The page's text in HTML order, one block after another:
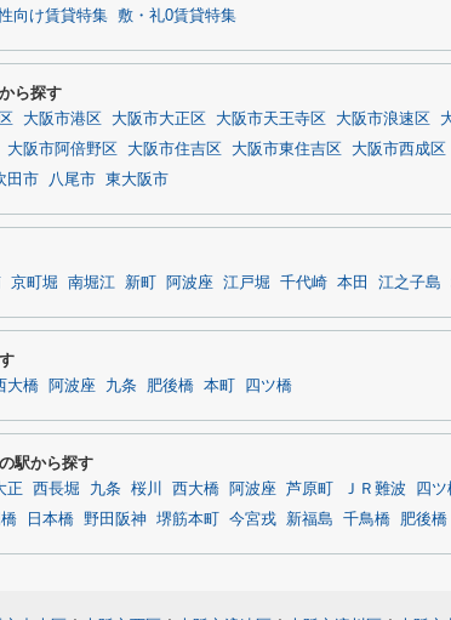
向け賃貸特集 敷・礼0賃貸特集
ら探す
大阪市港区 大阪市大正区 大阪市天王寺区 大阪市浪速区
大阪市阿倍野区 大阪市住吉区 大阪市東住吉区 大阪市西成区
田市 八尾市 東大阪市
京町堀 南堀江 新町 阿波座 江戸堀 千代崎 本田 江之子島
大橋 阿波座 九条 肥後橋 本町 四ツ橋
駅から探す
正 西長堀 九条 桜川 西大橋 阿波座 芦原町 ＪＲ難波 四ツ
日本橋 野田阪神 堺筋本町 今宮戎 新福島 千鳥橋 肥後橋